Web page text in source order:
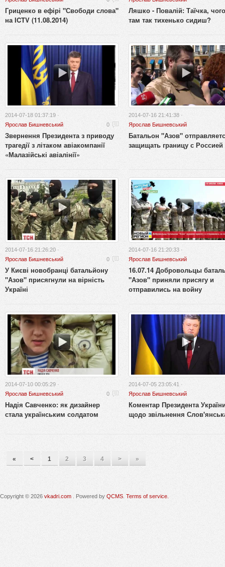
Гриценко в ефірі "Свободи слова"
на ICTV (11.08.2014)
Ляшко - Повалій: Таїчка,
там так тихенько сидиш?
2014-07-18 01:37:19 ·
Ярослав Бишневський
0
Звернення Президента з приводу
трагедії з літаком авіакомпанії
«Малазійські авіалінії»
2014-07-16 21:41:38 ·
Ярослав Бишневський
Батальон "Азов"
защищать границу с Россией
2014-07-16 21:26:20 ·
Ярослав Бишневський
0
У Києві новобранці батальйону
"Азов" присягнули на вірність
Україні
2014-07-16 21:20:33 ·
Ярослав Бишневський
16.07.14 Добровольцы
"Азов" приняли присягу и
отправились на войну
2014-07-10 00:05:29 ·
Ярослав Бишневський
0
Надія Савченко: як дизайнер
стала українським солдатом
2014-07-05 23:05:41 ·
Ярослав Бишневський
Коментар Президента
щодо звільнення
« < 1 2 3 4 > »
Copyright © 2026 vkadri.com . Powered by QCMS Terms of service.